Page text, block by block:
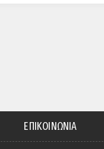
ΕΠΙΚΟΙΝΩΝΊΑ